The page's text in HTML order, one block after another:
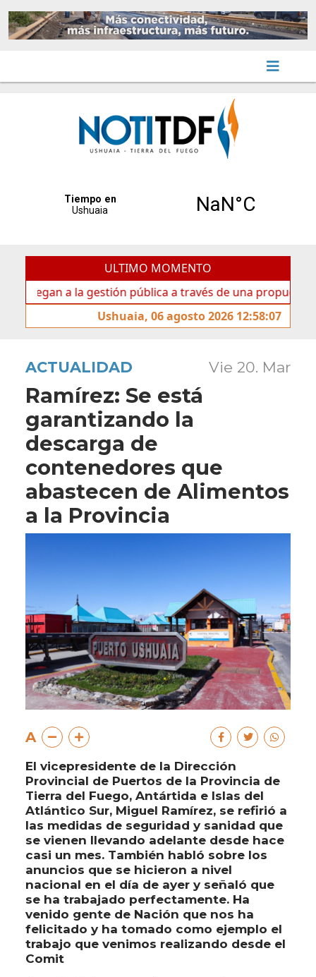
ULTIMO MOMENTO
a la gestión pública a través de una propuesta educativa
Ushuaia, 06 agosto 2026 12:58:07
ACTUALIDAD Vie 20. Mar
Ramírez: Se está
garantizando la
descarga de
contenedores que
abastecen de Alimentos
a la Provincia
A
El vicepresidente de la Dirección
Provincial de Puertos de la Provincia de
Tierra del Fuego, Antártida e Islas del
Atlántico Sur, Miguel Ramírez, se refirió a
las medidas de seguridad y sanidad que
se vienen llevando adelante desde hace
casi un mes. También habló sobre los
anuncios que se hicieron a nivel
nacional en el día de ayer y señaló que
se ha trabajado perfectamente. Ha
venido gente de Nación que nos ha
felicitado y ha tomado como ejemplo el
trabajo que venimos realizando desde el
Comit